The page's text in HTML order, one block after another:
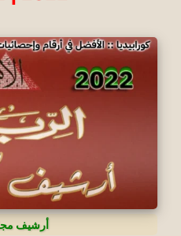
أرشيف مجلة